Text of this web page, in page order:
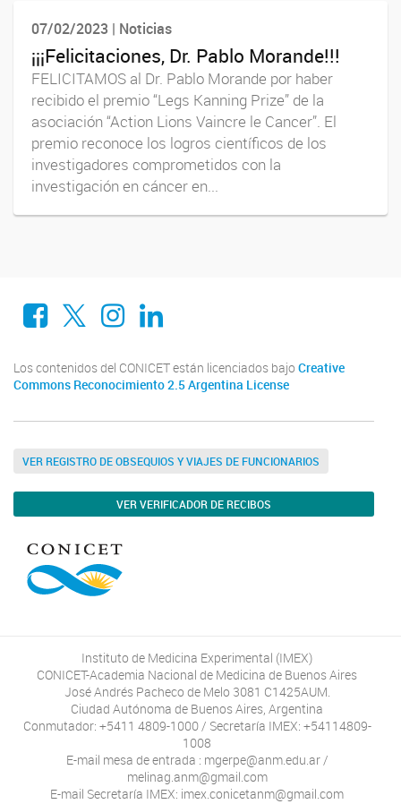
07/02/2023 | Noticias
¡¡¡Felicitaciones, Dr. Pablo Morande!!!
FELICITAMOS al Dr. Pablo Morande por haber
recibido el premio “Legs Kanning Prize” de la
asociación “Action Lions Vaincre le Cancer”. El
premio reconoce los logros científicos de los
investigadores comprometidos con la
investigación en cáncer en...
Facebook
X Instagram
LinkedIn
Los contenidos del CONICET están licenciados bajo Creative
Commons Reconocimiento 2.5 Argentina License
VER REGISTRO DE OBSEQUIOS Y VIAJES DE FUNCIONARIOS
VER VERIFICADOR DE RECIBOS
Instituto de Medicina Experimental (IMEX)
CONICET-Academia Nacional de Medicina de Buenos Aires
José Andrés Pacheco de Melo 3081 C1425AUM.
Ciudad Autónoma de Buenos Aires, Argentina
Conmutador: +5411 4809-1000 / Secretaría IMEX: +54114809-
1008
E-mail mesa de entrada : mgerpe@anm.edu.ar /
melinag.anm@gmail.com
E-mail Secretaría IMEX: imex.conicetanm@gmail.com